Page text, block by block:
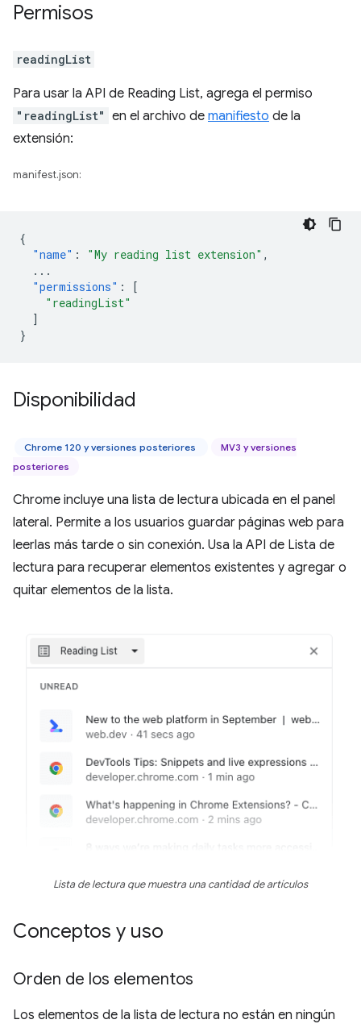
Permisos
readingList
Para usar la API de Reading List, agrega el permiso
"readingList" en el archivo de manifiesto de la
extensión:
manifest.json:
{
"name" : "My reading list extension" ,
...
"permissions" :
[
"readingList"
]
}
Disponibilidad
Chrome 120 y versiones posteriores
MV3 y versiones
posteriores
Chrome incluye una lista de lectura ubicada en el panel
lateral. Permite a los usuarios guardar páginas web para
leerlas más tarde o sin conexión. Usa la API de Lista de
lectura para recuperar elementos existentes y agregar o
quitar elementos de la lista.
Lista de lectura que muestra una cantidad de artículos
Conceptos y uso
Orden de los elementos
Los elementos de la lista de lectura no están en ningún